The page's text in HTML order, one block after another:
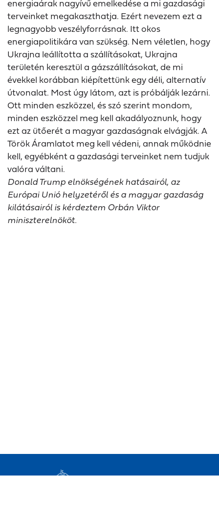
energiaárak nagyívű emelkedése a mi gazdasági
terveinket megakaszthatja. Ezért nevezem ezt a
legnagyobb veszélyforrásnak. Itt okos
energiapolitikára van szükség. Nem véletlen, hogy
Ukrajna leállította a szállításokat, Ukrajna
területén keresztül a gázszállításokat, de mi
évekkel korábban kiépítettünk egy déli, alternatív
útvonalat. Most úgy látom, azt is próbálják lezárni.
Ott minden eszközzel, és szó szerint mondom,
minden eszközzel meg kell akadályoznunk, hogy
ezt az ütőerét a magyar gazdaságnak elvágják. A
Török Áramlatot meg kell védeni, annak működnie
kell, egyébként a gazdasági terveinket nem tudjuk
valóra váltani.
Donald Trump elnökségének hatásairól, az
Európai Unió helyzetéről és a magyar gazdaság
kilátásairól is kérdeztem Orbán Viktor
miniszterelnököt.